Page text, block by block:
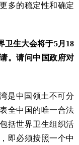
多的稳定性和确定
卫生大会将于5月18
。请问中国政府对
是中国领土不可分
全中国的唯一合法
括世界卫生组织活
即必须按照一个中